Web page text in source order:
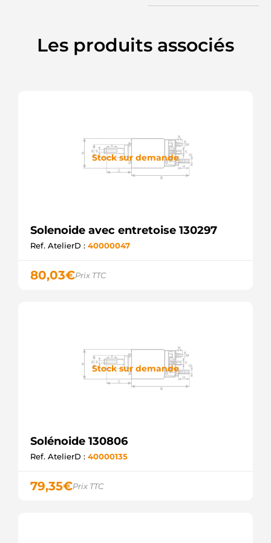
Les produits associés
Stock sur demande
Solenoide avec entretoise 130297
Ref. AtelierD : 40000047
80,03€Prix TTC
Stock sur demande
Solénoide 130806
Ref. AtelierD : 40000135
79,35€Prix TTC